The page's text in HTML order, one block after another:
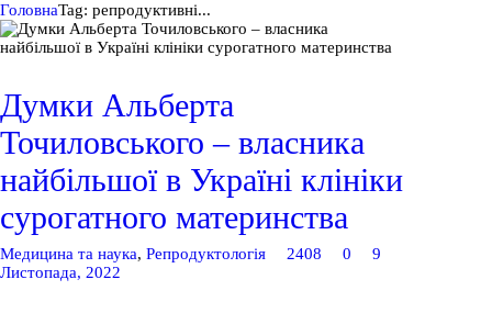
політика
Публікації
ГоловнаTag: репродуктивні...
Думки Альберта
Точиловського – власника
найбільшої в Україні клініки
сурогатного материнства
Медицина та наука, Репродуктологія 2408 0
9
Листопада, 2022